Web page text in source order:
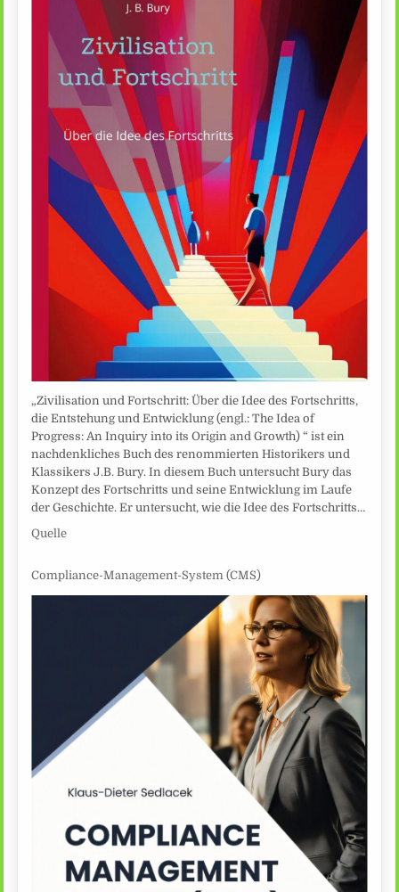
„Zivilisation und Fortschritt: Über die Idee des Fortschritts,
die Entstehung und Entwicklung (engl.: The Idea of
Progress: An Inquiry into its Origin and Growth) “ ist ein
nachdenkliches Buch des renommierten Historikers und
Klassikers J.B. Bury. In diesem Buch untersucht Bury das
Konzept des Fortschritts und seine Entwicklung im Laufe
der Geschichte. Er untersucht, wie die Idee des Fortschritts…
Quelle
Compliance-Management-System (CMS)